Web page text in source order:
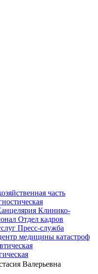
часть
Клинико-
Отдел кадров
Пресс-служба
медицины катастроф
Валерьевна